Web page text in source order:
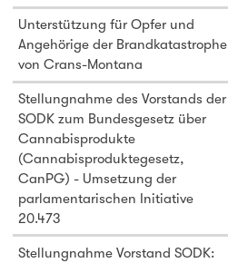
Unterstützung für Opfer und
Angehörige der Brandkatastrophe
von Crans-Montana
Stellungnahme des Vorstands der
SODK zum Bundesgesetz über
Cannabisprodukte
(Cannabisproduktegesetz,
CanPG) - Umsetzung der
parlamentarischen Initiative
20.473
Stellungnahme Vorstand SODK: